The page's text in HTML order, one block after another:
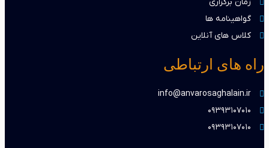
گواهینامه ها
کلاس های آنلاین
راه های ارتباطی
info@anvarosaghalain.ir​
۰۹۳۹۳۱۰۷۰۱۰​
۰۹۳۹۳۱۰۷۰۱۰​